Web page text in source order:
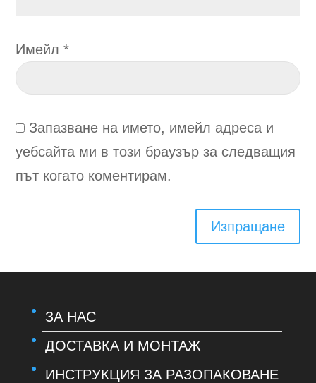
Имейл*
Запазване на името, имейл адреса и
уебсайта ми в този браузър за следващия
път когато коментирам.
Изпращане
ЗА НАС
ДОСТАВКА И МОНТАЖ
ИНСТРУКЦИЯ ЗА РАЗОПАКОВАНЕ